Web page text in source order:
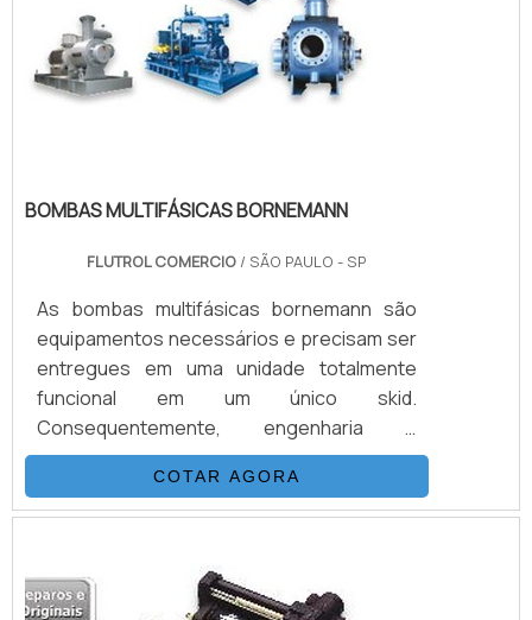
BOMBAS MULTIFÁSICAS BORNEMANN
FLUTROL COMERCIO / SÃO PAULO - SP
As bombas multifásicas bornemann são
equipamentos necessários e precisam ser
entregues em uma unidade totalmente
funcional em um único skid.
Consequentemente, engenharia e
construção são diretas e muito mais
rápidas. Os selos mecânicos utilizados,
aprovados em centenas de aplicações ao
unidades garantem o atendimento às mais
severas normas ambientais. O desenho
COTAR AGORA